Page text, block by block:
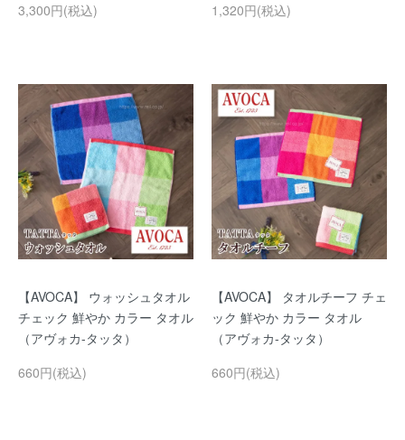
3,300円(税込)
1,320円(税込)
【AVOCA】 ウォッシュタオル
チェック 鮮やか カラー タオル
（アヴォカ-タッタ）
660円(税込)
【AVOCA】 タオルチーフ チェ
ック 鮮やか カラー タオル
（アヴォカ-タッタ）
660円(税込)